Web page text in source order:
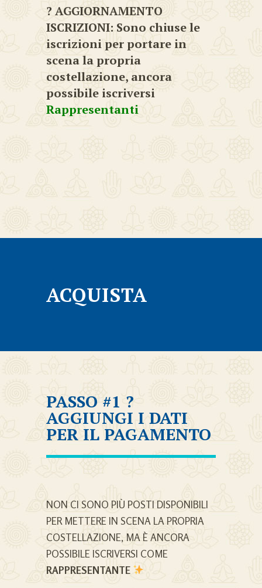
? AGGIORNAMENTO
ISCRIZIONI: Sono chiuse le
iscrizioni per portare in
scena la propria
costellazione, ancora
possibile iscriversi
Rappresentanti
ACQUISTA
PASSO #1 ?
AGGIUNGI I DATI
PER IL PAGAMENTO
NON CI SONO PIÙ POSTI DISPONIBILI
PER METTERE IN SCENA LA PROPRIA
COSTELLAZIONE, MA È ANCORA
POSSIBILE ISCRIVERSI COME
RAPPRESENTANTE